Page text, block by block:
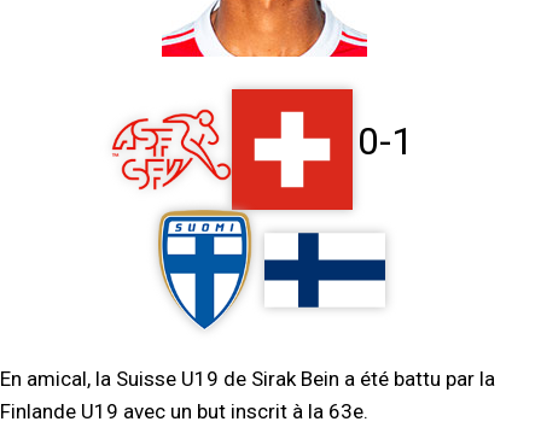
0-1
En amical, la Suisse U19 de Sirak Bein a été battu par la
Finlande U19 avec un but inscrit à la 63e.